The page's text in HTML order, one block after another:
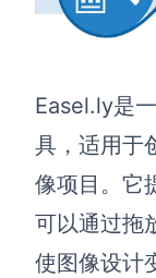
Easel.ly是
具，适用于
像项目。它
可以通过拖
使图像设计